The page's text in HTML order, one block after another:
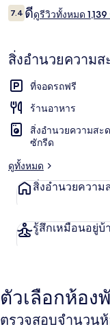
รีวิว
7.47.4 จาก 10
ดีดูรีวิวทั้งหมด
สิ่งอำนวยความ
ที่จอดรถฟรี
ร้านอาหาร
สิ่งอำนวยความสะ
ซักรีด
ดูทั้งหมด
สิ่งอำนวยความ
รู้สึกเหมือนอยู่บ้
ตัวเลือกห้อง
ตรวจสอบจำนวน